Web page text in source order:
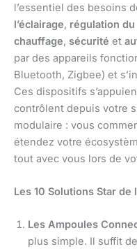
l’essentiel des besoins
l’éclairage, régulation du
chauffage, sécurité et
par des appareils
Bluetooth, Zigbee) et
Ces dispositifs
contrôlent depuis votre
modulaire : vous
étendez votre
tout avec vous lors de
Les 10 Solutions Star
Les Ampoules
plus simple. Il suffit